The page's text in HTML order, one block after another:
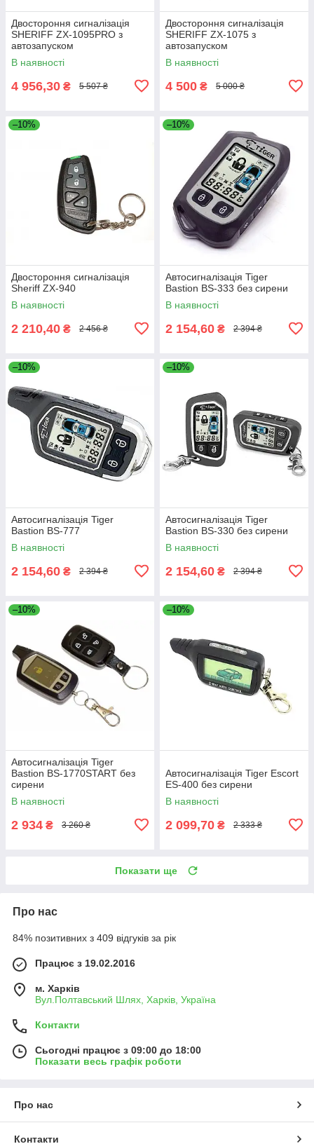
Двостороння сигналізація
SHERIFF ZX-1095PRO з
автозапуском
В наявності
4 956,30 ₴ 5 507 ₴
Двостороння сигналізація
SHERIFF ZX-1075 з
автозапуском
В наявності
4 500 ₴ 5 000 ₴
–10%
Двостороння сигналізація
Sheriff ZX-940
В наявності
2 210,40 ₴ 2 456 ₴
–10%
Автосигналізація Tiger
Bastion BS-333 без сирени
В наявності
2 154,60 ₴ 2 394 ₴
–10%
Автосигналізація Tiger
Bastion BS-777
В наявності
2 154,60 ₴ 2 394 ₴
–10%
Автосигналізація Tiger
Bastion BS-330 без сирени
В наявності
2 154,60 ₴ 2 394 ₴
–10%
Автосигналізація Tiger
Bastion BS-1770START без
сирени
В наявності
2 934 ₴ 3 260 ₴
–10%
Автосигналізація Tiger Escort
ES-400 без сирени
В наявності
2 099,70 ₴ 2 333 ₴
Показати ще
Про нас
84% позитивних з 409 відгуків за рік
Працює з 19.02.2016
м. Харків
Вул.Полтавський Шлях, Харків, Україна
Контакти
Сьогодні працює з 09:00 до 18:00
Показати весь графік роботи
Про нас
Контакти